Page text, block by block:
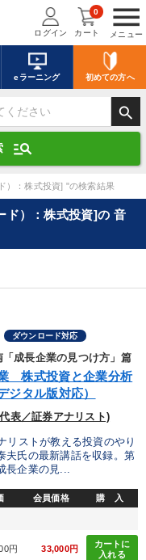
menu
メニュー
ログイン カート
0
eラーニング 初めての方へ
search
manage_search
る
索
トル）からお探しいただけ
ンと経営
る経営者》講話４選
）：株式投資] "の検索結果
ド）：株式投資]の 音
ダウンロード対応
成長企業の見つけ方」篇
株式投資と企業分析
ジタル版対応）
表／証券アナリスト)
リストが教える投資のやり
夫氏の最新講話を収録。第
長企業の見...
会員価格 購 入
円 33,000円
カートに
入れる